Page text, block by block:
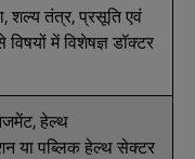
शल्य तंत्र, प्रसूति एवं
विषयों में विशेषज्ञ डॉक्टर
हेल्थ
या पब्लिक हेल्थ सेक्टर